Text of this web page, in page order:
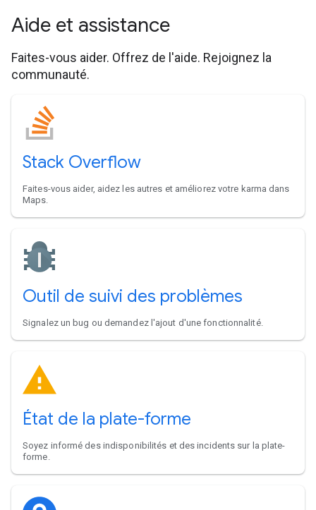
Aide et assistance
Faites-vous aider. Offrez de l'aide. Rejoignez la
communauté.
Stack Overflow
Faites-vous aider, aidez les autres et améliorez votre karma dans
Maps.
Outil de suivi des problèmes
Signalez un bug ou demandez l'ajout d'une fonctionnalité.
État de la plate-forme
Soyez informé des indisponibilités et des incidents sur la plate-
forme.